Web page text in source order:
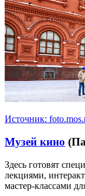
Источник:
Музей кино
Здесь готовят
лекциями,
мастер-классами